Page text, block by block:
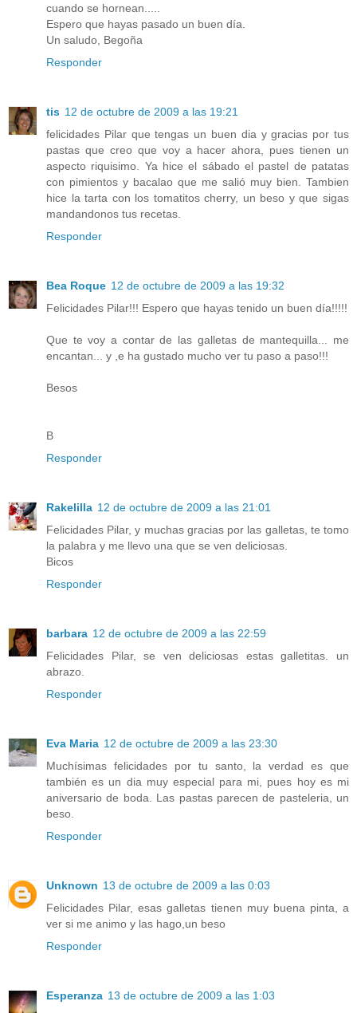
cuando se hornean.....
Espero que hayas pasado un buen día.
Un saludo, Begoña
Responder
tis 12 de octubre de 2009 a las 19:21
felicidades Pilar que tengas un buen dia y gracias por tus
pastas que creo que voy a hacer ahora, pues tienen un
aspecto riquisimo. Ya hice el sábado el pastel de patatas
con pimientos y bacalao que me salió muy bien. Tambien
hice la tarta con los tomatitos cherry, un beso y que sigas
mandandonos tus recetas.
Responder
Bea Roque 12 de octubre de 2009 a las 19:32
Felicidades Pilar!!! Espero que hayas tenido un buen día!!!!!
Que te voy a contar de las galletas de mantequilla... me
encantan... y ,e ha gustado mucho ver tu paso a paso!!!
Besos
B
Responder
Rakelilla 12 de octubre de 2009 a las 21:01
Felicidades Pilar, y muchas gracias por las galletas, te tomo
la palabra y me llevo una que se ven deliciosas.
Bicos
Responder
barbara 12 de octubre de 2009 a las 22:59
Felicidades Pilar, se ven deliciosas estas galletitas. un
abrazo.
Responder
Eva Maria 12 de octubre de 2009 a las 23:30
Muchísimas felicidades por tu santo, la verdad es que
también es un dia muy especial para mi, pues hoy es mi
aniversario de boda. Las pastas parecen de pasteleria, un
beso.
Responder
Unknown 13 de octubre de 2009 a las 0:03
Felicidades Pilar, esas galletas tienen muy buena pinta, a
ver si me animo y las hago,un beso
Responder
Esperanza 13 de octubre de 2009 a las 1:03